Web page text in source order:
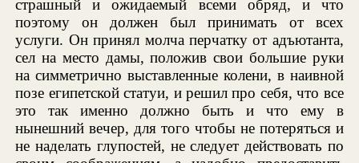
страшный и ожидаемый всеми обряд, и что
поэтому он должен был принимать от всех
услуги. Он принял молча перчатку от адъютанта,
сел на место дамы, положив свои большие руки
на симметрично выставленные колени, в наивной
позе египетской статуи, и решил про себя, что все
это так именно должно быть и что ему в
нынешний вечер, для того чтобы не потеряться и
не наделать глупостей, не следует действовать по